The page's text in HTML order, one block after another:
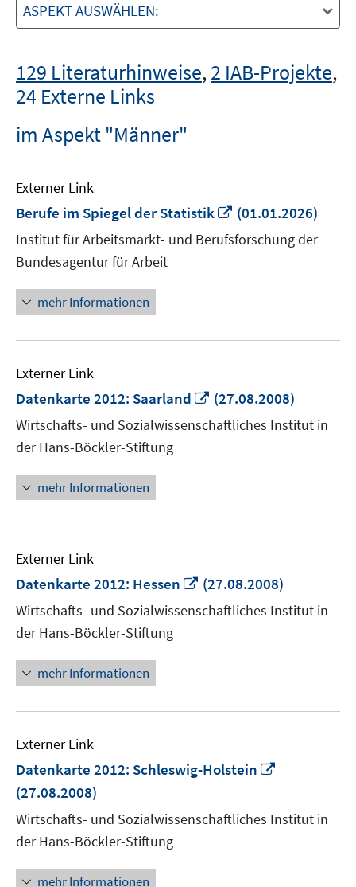
ASPEKT AUSWÄHLEN:
129 Literaturhinweise,2 IAB-Projekte,
24 Externe Links
im Aspekt "Männer"
Externer Link
Berufe im Spiegel der Statistik
In
neuem
Fenster
(01.01.2026)
Institut für Arbeitsmarkt- und Berufsforschung der
Bundesagentur für Arbeit
mehr Informationen
Externer Link
Datenkarte 2012: Saarland
In
neuem
Fenster
(27.08.2008)
Wirtschafts- und Sozialwissenschaftliches Institut in
der Hans-Böckler-Stiftung
mehr Informationen
Externer Link
Datenkarte 2012: Hessen
In
neuem
Fenster
(27.08.2008)
Wirtschafts- und Sozialwissenschaftliches Institut in
der Hans-Böckler-Stiftung
mehr Informationen
Externer Link
Datenkarte 2012: Schleswig-Holstein
öffnen
(27.08.2008)
Wirtschafts- und Sozialwissenschaftliches Institut in
der Hans-Böckler-Stiftung
mehr Informationen